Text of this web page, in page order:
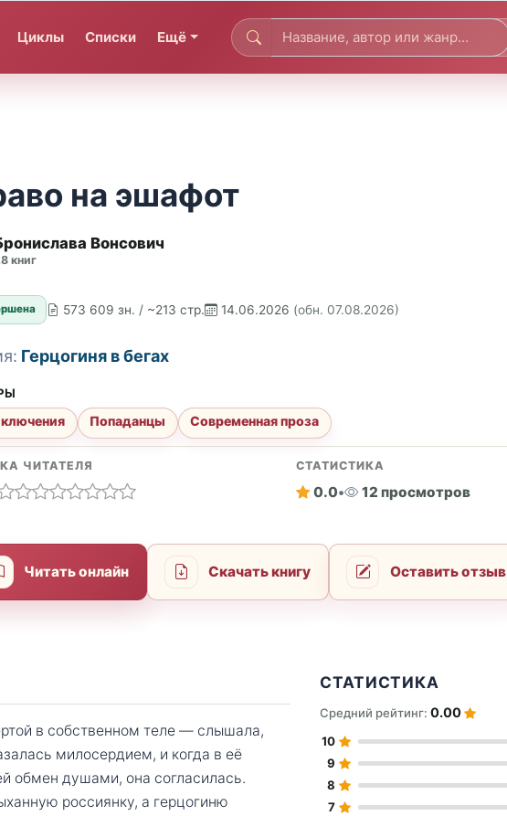
Циклы Списки Ещё
на эшафот
Вонсович
книг
573 609 зн. / ~213 стр. 14.06.2026 (обн. 07.08.2026)
Герцогиня в бегах
Попаданцы Современная проза
ЧИТАТЕЛЯ СТАТИСТИКА
0.0• 12 просмотров
Читать онлайн Скачать книгу Оставить отзыв
в собственном теле — слышала,
милосердием, и когда в её
обмен душами, она согласилась.
россиянку, а герцогиню
СТАТИСТИКА
Средний рейтинг:0.00
10
9
8
7